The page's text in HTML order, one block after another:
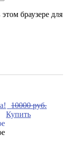
браузере для
10000руб.
Купить